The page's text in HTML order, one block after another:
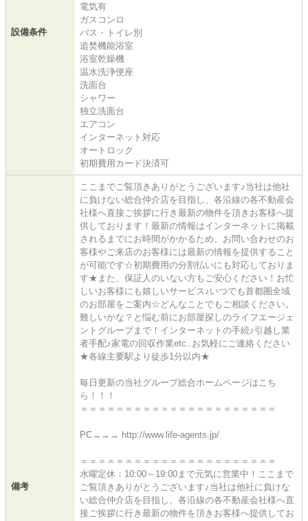
設備条件
電気有
ガスコンロ
バス・トイレ別
追焚機能浴室
浴室乾燥機
温水洗浄便座
洗面台
シャワー
独立洗面台
エアコン
インターネット対応
オートロック
初期費用カード決済可
備考
ここまでご覧頂きありがとうございます♪当社は他社
に負けない総合仲介店を目指し、各沿線の各不動産会
社様へ直接ご挨拶に行き最新の物件を頂きお客様へ提
供しております！最新の情報はインターネットに掲載
されるまでにお時間がかかるため、お問い合わせのお
客様やご来店のお客様には最新の情報を提供すること
が可能です☆初期費用の分割払いにも対応しておりま
す★また、保証人のいない方もご安心ください！お忙
しいお客様にも嬉しいサービス♪いつでも首都圏全域
のお部屋をご案内☆どんなことでもご相談ください。
難しいかな？と悩む前にお部屋探しのライフエージェ
ントグループまで！インターネットの手続♪引越し業
者手配♪家電の回収作業etc..お気軽にご連絡ください
★各線主要駅より徒歩1分以内★
毎日更新の当社グループ総合ホームページはこち
ら！！！
＝＝＝＝＝＝＝＝＝＝＝＝＝＝＝＝＝＝＝＝＝＝
PC→→→ http://www.life-agents.jp/
＝＝＝＝＝＝＝＝＝＝＝＝＝＝＝＝＝＝＝＝＝＝
水曜定休：10:00～19:00まで元気に営業中！ここまで
ご覧頂きありがとうございます♪当社は他社に負けな
い総合仲介店を目指し、各沿線の各不動産会社様へ直
接ご挨拶に行き最新の物件を頂きお客様へ提供してお